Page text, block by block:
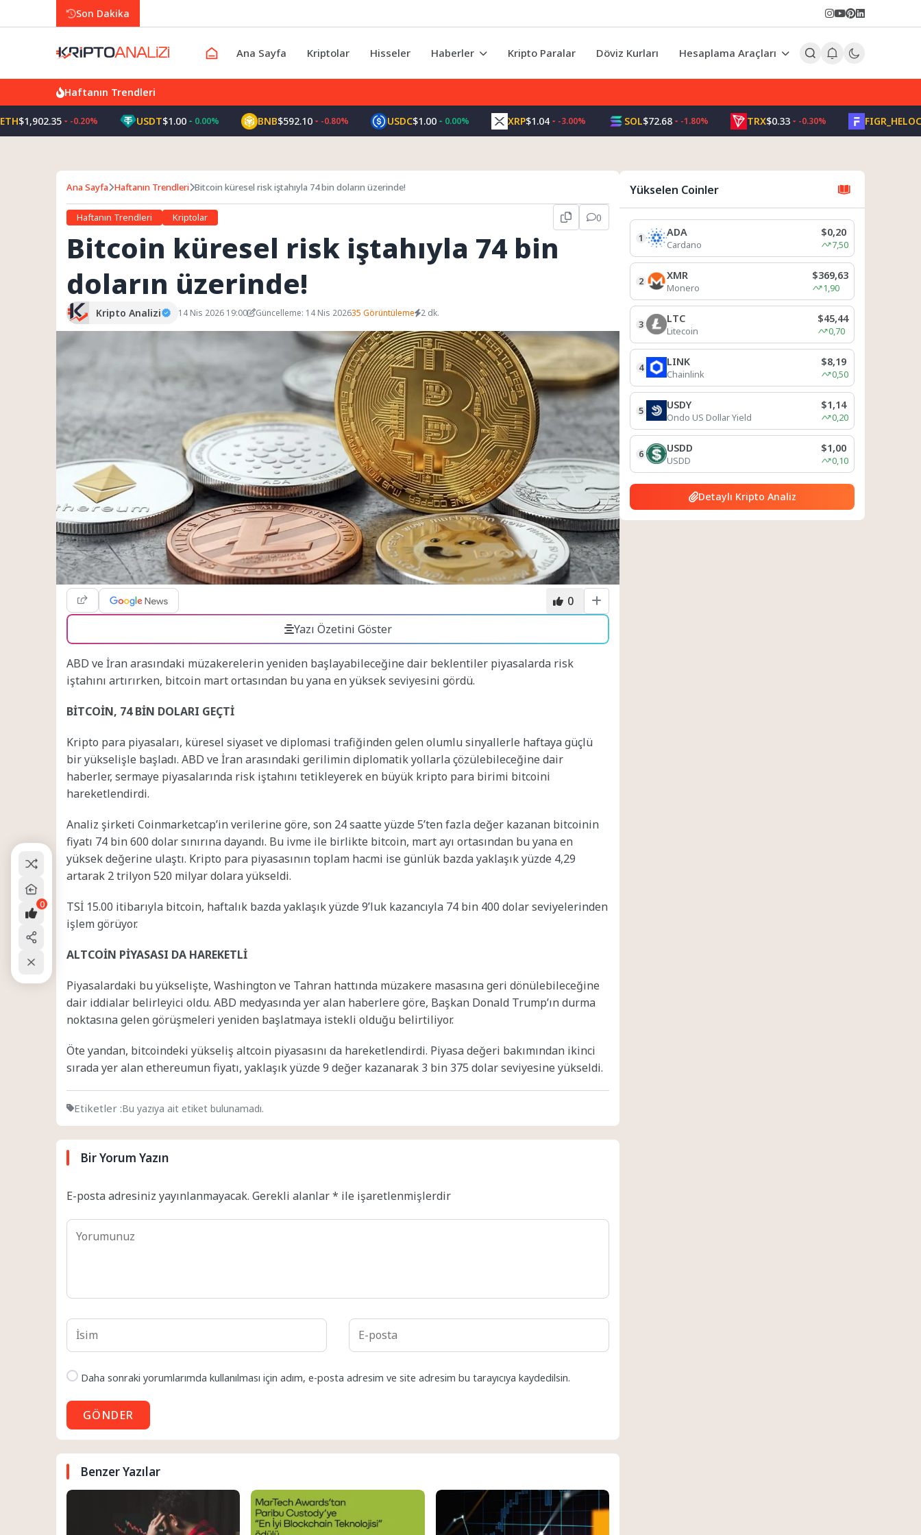
Son Dakika
Ana Sayfa Kriptolar Hisseler Haberler Kripto Paralar Döviz Kurları Hesaplama Araçları
Haftanın Trendleri
-0.20% USDT$1.00 0.00% BNB$592.10 -0.80% USDC$1.00 0.00% XRP$1.04 -3.00% SOL$72.68 -1.80% TRX$0.33 -0.30% FIGR_HELOC$1.00
Ana Sayfa Haftanın Trendleri Bitcoin küresel risk iştahıyla 74 bin doların üzerinde!
Haftanın Trendleri Kriptolar 0
Bitcoin küresel risk iştahıyla 74 bin
doların üzerinde!
Kripto Analizi 14 Nis 2026 19:00 Güncelleme: 14 Nis 202635 Görüntüleme 2 dk.
0
Yazı Özetini Göster
ABD ve İran arasındaki müzakerelerin yeniden başlayabileceğine dair beklentiler piyasalarda risk
iştahını artırırken, bitcoin mart ortasından bu yana en yüksek seviyesini gördü.
BİTCOİN, 74 BİN DOLARI GEÇTİ
Kripto para piyasaları, küresel siyaset ve diplomasi trafiğinden gelen olumlu sinyallerle haftaya güçlü
bir yükselişle başladı. ABD ve İran arasındaki gerilimin diplomatik yollarla çözülebileceğine dair
haberler, sermaye piyasalarında risk iştahını tetikleyerek en büyük kripto para birimi bitcoini
hareketlendirdi.
Analiz şirketi Coinmarketcap’in verilerine göre, son 24 saatte yüzde 5’ten fazla değer kazanan bitcoinin
fiyatı 74 bin 600 dolar sınırına dayandı. Bu ivme ile birlikte bitcoin, mart ayı ortasından bu yana en
yüksek değerine ulaştı. Kripto para piyasasının toplam hacmi ise günlük bazda yaklaşık yüzde 4,29
artarak 2 trilyon 520 milyar dolara yükseldi.
TSİ 15.00 itibarıyla bitcoin, haftalık bazda yaklaşık yüzde 9’luk kazancıyla 74 bin 400 dolar seviyelerinden
işlem görüyor.
ALTCOİN PİYASASI DA HAREKETLİ
Piyasalardaki bu yükselişte, Washington ve Tahran hattında müzakere masasına geri dönülebileceğine
dair iddialar belirleyici oldu. ABD medyasında yer alan haberlere göre, Başkan Donald Trump’ın durma
noktasına gelen görüşmeleri yeniden başlatmaya istekli olduğu belirtiliyor.
Öte yandan, bitcoindeki yükseliş altcoin piyasasını da hareketlendirdi. Piyasa değeri bakımından ikinci
sırada yer alan ethereumun fiyatı, yaklaşık yüzde 9 değer kazanarak 3 bin 375 dolar seviyesine yükseldi.
Etiketler :Bu yazıya ait etiket bulunamadı.
Bir Yorum Yazın
E-posta adresiniz yayınlanmayacak. Gerekli alanlar* ile işaretlenmişlerdir
Daha sonraki yorumlarımda kullanılması için adım, e-posta adresim ve site adresim bu tarayıcıya kaydedilsin.
GÖNDER
Benzer Yazılar
Yükselen Coinler
1 ADA
Cardano
$0,20
7,50
2 XMR
Monero
$369,63
1,90
3 LTC
Litecoin
$45,44
0,70
4 LINK
Chainlink
$8,19
0,50
5 USDY
Ondo US Dollar Yield
$1,14
0,20
6 USDD
USDD
$1,00
0,10
Detaylı Kripto Analiz
0